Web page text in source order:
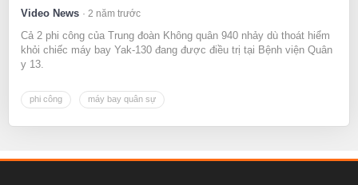
Video News 2 năm trước
Cả 2 phi công của Trung đoàn Không quân 940 nhảy dù thoát hiểm
khỏi chiếc máy bay Yak-130 đang được điều trị tại Bệnh viện Quân
y 13.
phi công máy bay quân sự